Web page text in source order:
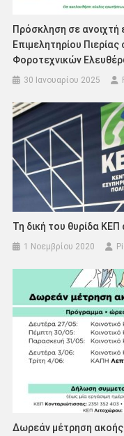
Πρόσκληση σε ανοιχτή
Επιμελητηρίου
Φοροτεχνικών
30 Ιανουαρίου 2025
Τη δική του θυρίδα
1 Νοεμβρίου 2020
Δωρεάν μέτρηση ακοής